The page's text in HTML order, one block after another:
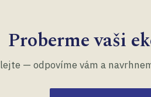
Proberme vaši
— odpovíme vám a